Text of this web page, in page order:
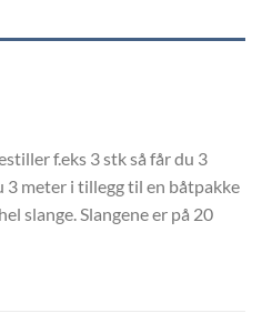
f.eks 3 stk så får du 3
3 meter i tillegg til en båtpakke
slange. Slangene er på 20